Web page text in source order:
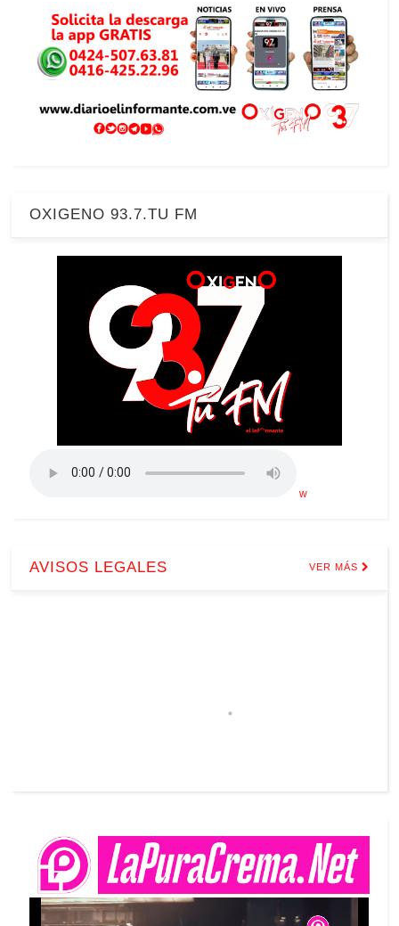
OXIGENO 93.7.TU FM
w
AVISOS LEGALES VER MÁS